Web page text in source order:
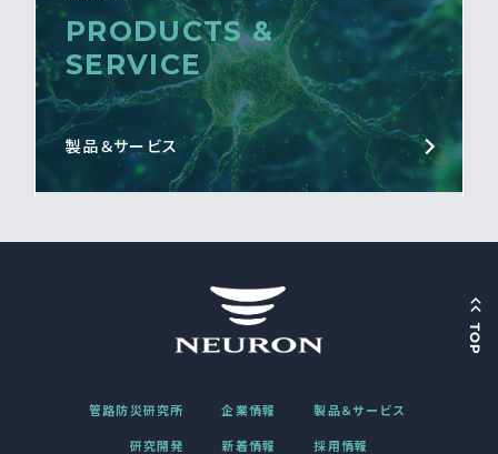
PRODUCTS &
SERVICE
製品＆サービス
管路防災研究所 企業情報 製品＆サービス
研究開発 新着情報 採用情報